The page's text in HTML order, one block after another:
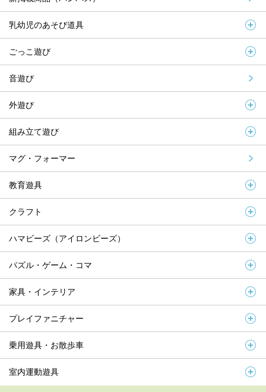
乳幼児のあそび道具
ごっこ遊び
音遊び
外遊び
組み立て遊び
マグ・フォーマー
教育遊具
クラフト
ハマビーズ（アイロンビーズ）
パズル・ゲーム・コマ
家具・インテリア
プレイファニチャー
乗用遊具・お散歩車
室内運動遊具